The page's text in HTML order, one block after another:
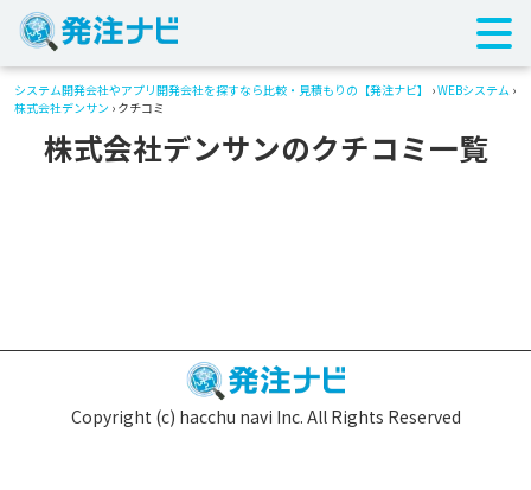
システム開発会社やアプリ開発会社を探すなら比較・見積もりの【発注ナビ】 ›WEBシステム ›
株式会社デンサン › クチコミ
株式会社デンサンのクチコミ一覧
Copyright (c) hacchu navi Inc. All Rights Reserved